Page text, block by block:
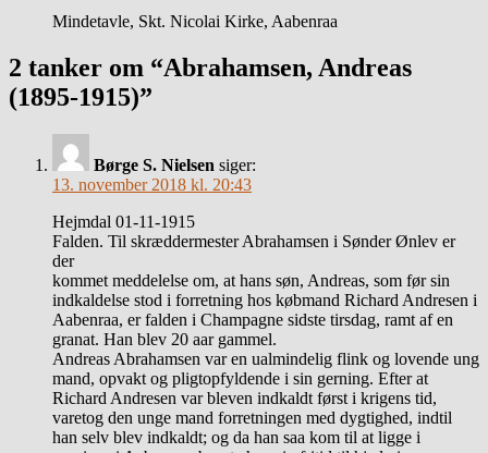
Mindetavle, Skt. Nicolai Kirke, Aabenraa
2 tanker om “Abrahamsen, Andreas
(1895-1915)”
Børge S. Nielsen siger:
13. november 2018 kl. 20:43
Hejmdal 01-11-1915
Falden. Til skræddermester Abrahamsen i Sønder Ønlev er
der
kommet meddelelse om, at hans søn, Andreas, som før sin
indkaldelse stod i forretning hos købmand Richard Andresen i
Aabenraa, er falden i Champagne sidste tirsdag, ramt af en
granat. Han blev 20 aar gammel.
Andreas Abrahamsen var en ualmindelig flink og lovende ung
mand, opvakt og pligtopfyldende i sin gerning. Efter at
Richard Andresen var bleven indkaldt først i krigens tid,
varetog den unge mand forretningen med dygtighed, indtil
han selv blev indkaldt; og da han saa kom til at ligge i